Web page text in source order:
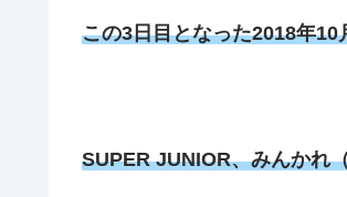
この3日目となった2018年
SUPER JUNIOR、みんかれ